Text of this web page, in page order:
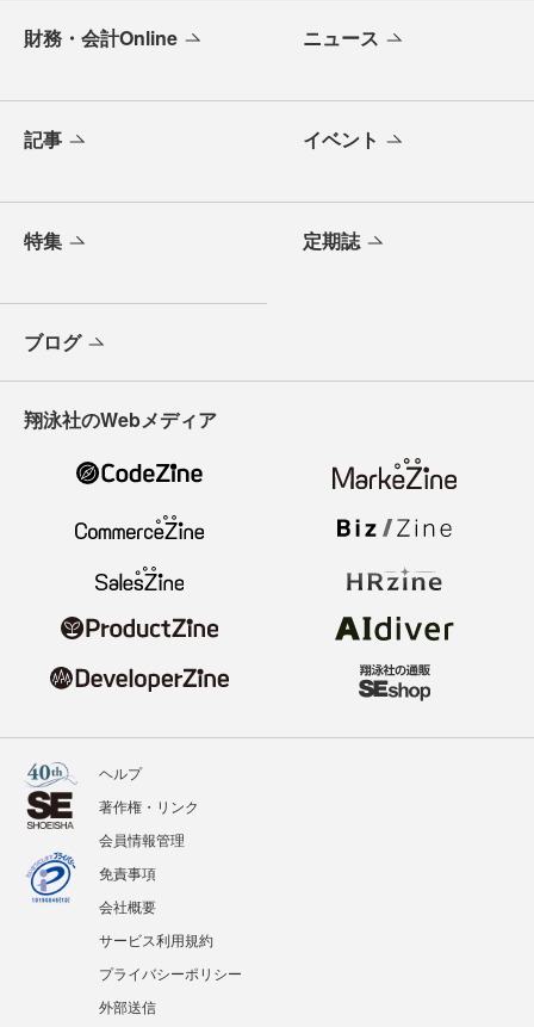
財務・会計Online ニュース
記事 イベント
特集 定期誌
ブログ
翔泳社のWebメディア
ヘルプ
著作権・リンク
会員情報管理
免責事項
会社概要
サービス利用規約
プライバシーポリシー
外部送信